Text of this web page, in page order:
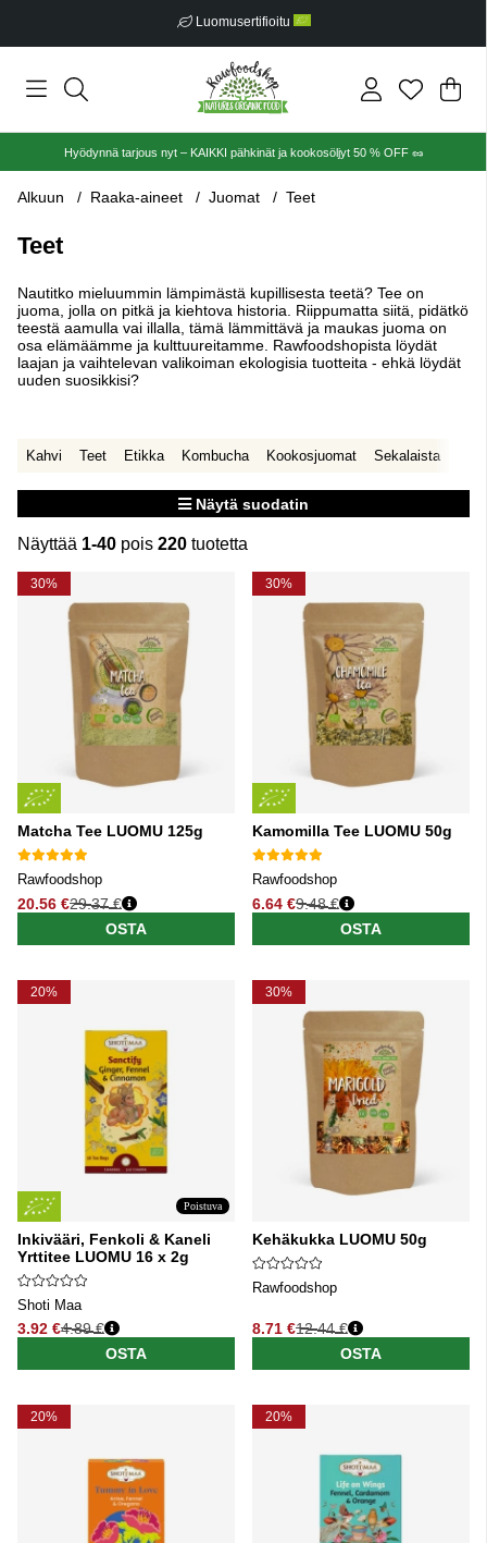
Ilmainen toimitus alkaen €30
.
Hyödynnä tarjous nyt – KAIKKI pähkinät ja kookosöljyt 50 % OFF 🥜
Alkuun Raaka-aineet Juomat Teet
Teet
Nautitko mieluummin lämpimästä kupillisesta teetä? Tee on
juoma, jolla on pitkä ja kiehtova historia. Riippumatta siitä, pidätkö
teestä aamulla vai illalla, tämä lämmittävä ja maukas juoma on
osa elämäämme ja kulttuureitamme. Rawfoodshopista löydät
laajan ja vaihtelevan valikoiman ekologisia tuotteita - ehkä löydät
uuden suosikkisi?
Kahvi Teet Etikka Kombucha Kookosjuomat Sekalaista
Näytä suodatin
Näyttää 1-40 pois 220 tuotetta
Tuotteet
30%
Matcha Tee LUOMU 125g
Rawfoodshop
20.56 €
Normaali hinta
29.37 €
OSTA
30%
Kamomilla Tee LUOMU 50g
Rawfoodshop
6.64 €
Normaali hinta
9.48 €
OSTA
20%
Poistuva
Inkivääri, Fenkoli & Kaneli
Yrttitee LUOMU 16 x 2g
Shoti Maa
3.92 €
Normaali hinta
4.89 €
OSTA
30%
Kehäkukka LUOMU 50g
Rawfoodshop
8.71 €
Normaali hinta
12.44 €
OSTA
20% 20%